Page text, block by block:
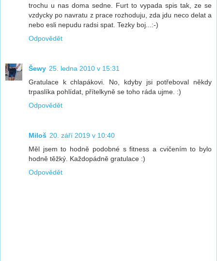
trochu u nas doma sedne. Furt to vypada spis tak, ze se
vzdycky po navratu z prace rozhoduju, zda jdu neco delat a
nebo esli nepudu radsi spat. Tezky boj...:-)
Odpovědět
Šewy 25. ledna 2010 v 15:31
Gratulace k chlapákovi. No, kdyby jsi potřeboval někdy
trpaslíka pohlídat, přítelkyně se toho ráda ujme. :)
Odpovědět
Miloš 20. září 2019 v 10:40
Měl jsem to hodně podobné s fitness a cvičením to bylo
hodně těžký. Každopádně gratulace :)
Odpovědět